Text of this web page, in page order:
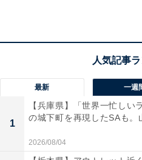
楽天トラベル
最新 一週
1
【兵庫県】「世界一忙しい
の城下町を再現したSAも。
2026/08/04